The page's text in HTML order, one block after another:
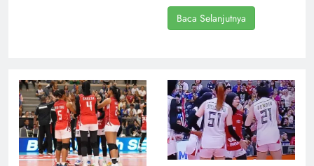
Baca Selanjutnya